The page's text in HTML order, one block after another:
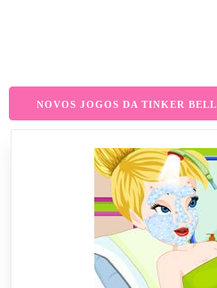
NOVOS JOGOS DA TINKER BELL